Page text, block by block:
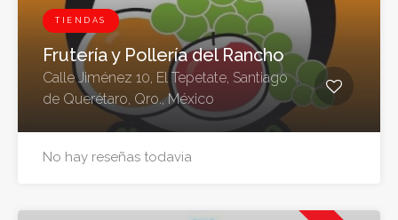
TIENDAS
Frutería y Pollería del Rancho
Calle Jiménez 10, El Tepetate, Santiago
de Querétaro, Qro., México
No hay reseñas todavia